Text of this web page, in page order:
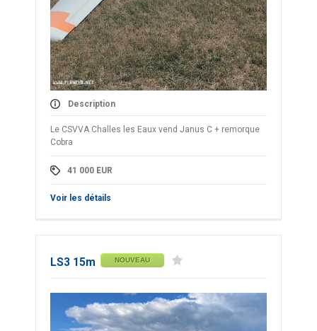
Description
Le CSVVA Challes les Eaux vend Janus C + remorque
Cobra
41 000 EUR
Voir les détails
LS3 15m NOUVEAU